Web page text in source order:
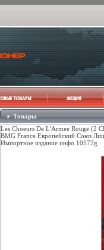
Товары
Les Choeurs De L'Armee Rouge (2
BMG France Европейский Союз
Импортное издание инфо 10572g.